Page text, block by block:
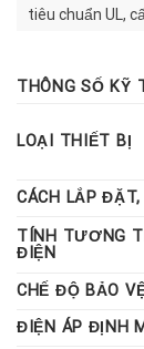
tiêu chuẩn UL,
Thông số kỹ
 Đáp ứng tiêu
SPD
 Đáp ứng tiêu
2 SPD with
 Dòng cắt sét
(8/20μs)
 Dòng ngắn
 Đáp ứng tiêu
THÔNG SỐ KỸ
LOẠI THIẾT BỊ
CÁCH LẮP ĐẶT,
TÍNH TƯƠNG
ĐIỆN
CHẾ ĐỘ BẢO
ĐIỆN ÁP ĐỊNH